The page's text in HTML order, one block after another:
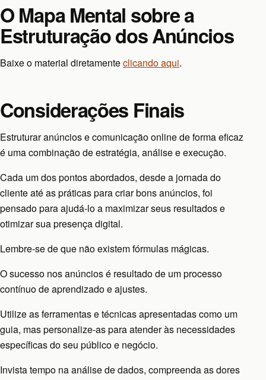
O Mapa Mental sobre a
Estruturação dos Anúncios
Baixe o material diretamenteclicando aqui.
Considerações Finais
Estruturar anúncios e comunicação online de forma eficaz
é uma combinação de estratégia, análise e execução.
Cada um dos pontos abordados, desde a jornada do
cliente até as práticas para criar bons anúncios, foi
pensado para ajudá-lo a maximizar seus resultados e
otimizar sua presença digital.
Lembre-se de que não existem fórmulas mágicas.
O sucesso nos anúncios é resultado de um processo
contínuo de aprendizado e ajustes.
Utilize as ferramentas e técnicas apresentadas como um
guia, mas personalize-as para atender às necessidades
específicas do seu público e negócio.
Invista tempo na análise de dados, compreenda as dores